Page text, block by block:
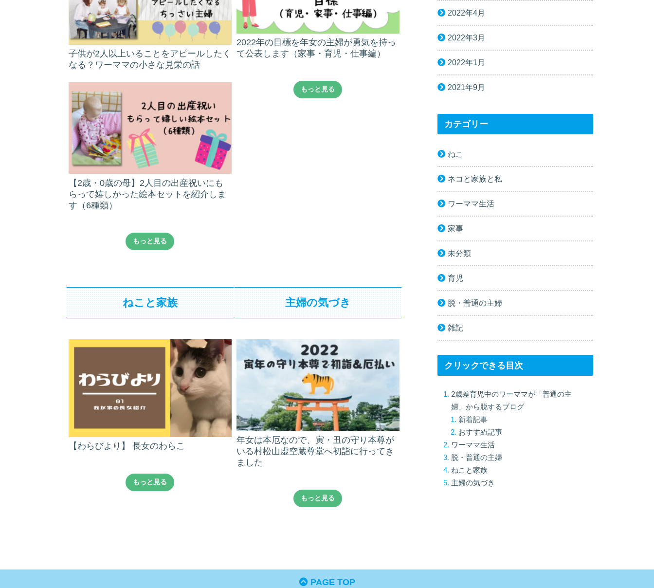
子供が2人以上いることをアピールしたく
なる？ワーママの小さな見栄の話
【2歳・0歳の母】2人目の出産祝いにも
らって嬉しかった絵本セットを紹介しま
す（6種類）
もっと見る
2022年の目標を年女の主婦が勇気を持っ
て公表します（家事・育児・仕事編）
もっと見る
ねこと家族
【わらびより】 長女のわらこ
もっと見る
主婦の気づき
年女は本厄なので、寅・丑の守り本尊が
いる村松山虚空蔵尊堂へ初詣に行ってき
ました
もっと見る
2022年4月
2022年3月
2022年1月
2021年9月
カテゴリー
ねこ
ネコと家族と私
ワーママ生活
家事
未分類
育児
脱・普通の主婦
雑記
クリックできる目次
2歳差育児中のワーママが「普通の主
婦」から脱するブログ
新着記事
おすすめ記事
ワーママ生活
脱・普通の主婦
ねこと家族
主婦の気づき
PAGE TOP